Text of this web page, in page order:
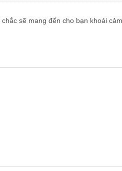
sẽ mang đến cho bạn khoái